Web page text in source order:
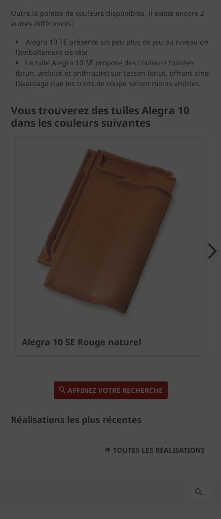
Outre la palette de couleurs disponibles, il existe encore 2
autres différences:
Alegra 10 TE présente un peu plus de jeu au niveau de
l’emboîtement de tête
La tuile Alegra 10 SE propose des couleurs foncées
(brun, ardoisé et anthracite) sur tesson foncé, offrant ainsi
l’avantage que les traits de coupe seront moins visibles.
Vous trouverez des tuiles Alegra 10
dans les couleurs suivantes
Alegra 10 SE Rouge naturel
Next
AFFINEZ VOTRE RECHERCHE
Réalisations les plus récentes
TOUTES LES RÉALISATIONS